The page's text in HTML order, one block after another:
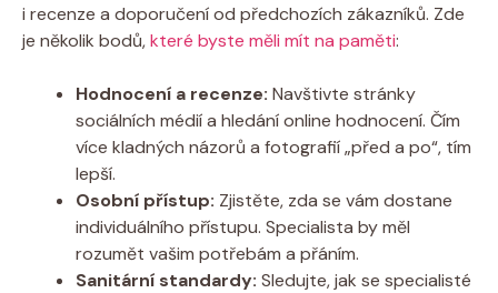
i recenze a doporučení od předchozích zákazníků. Zde
je několik bodů,které byste měli mít na paměti:
Hodnocení a recenze: Navštivte stránky
sociálních médií a hledání online hodnocení. Čím
více kladných názorů a fotografií „před a po“, tím
lepší.
Osobní přístup: Zjistěte, zda se vám dostane
individuálního přístupu. Specialista by měl
rozumět vašim potřebám a přáním.
Sanitární standardy: Sledujte, jak se specialisté